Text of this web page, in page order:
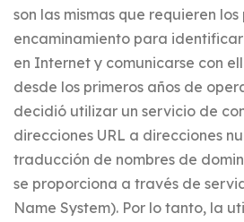
son las mismas que requieren
encaminamiento para
en Internet y comunicarse con
desde los primeros años de
decidió utilizar un servicio de
direcciones URL a direcciones
traducción de nombres de
se proporciona a través de
Name System). Por lo tanto, la